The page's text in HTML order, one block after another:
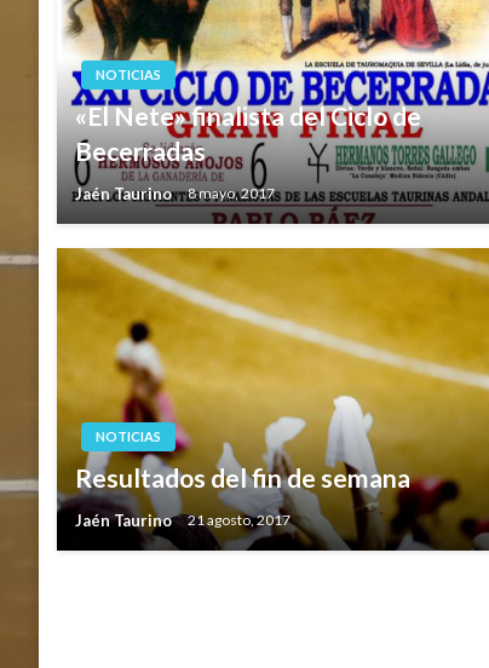
NOTICIAS
«El Nete» finalista del Ciclo de
Becerradas
Jaén Taurino 8 mayo, 2017
NOTICIAS
Resultados del fin de semana
Jaén Taurino 21 agosto, 2017